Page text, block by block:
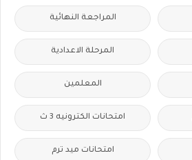
المراجعة النهائية
المرحلة الاعدادية
المعلمين
امتحانات الكترونيه 3 ث
امتحانات ميد ترم